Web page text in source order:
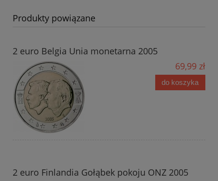
Produkty powiązane
2 euro Belgia Unia monetarna 2005
69,99 zł
do koszyka
2 euro Finlandia Gołąbek pokoju ONZ 2005